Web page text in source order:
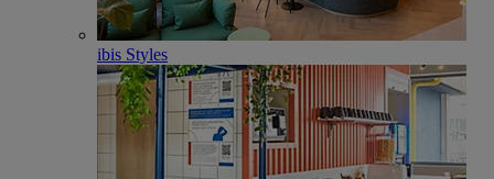
ibis Styles